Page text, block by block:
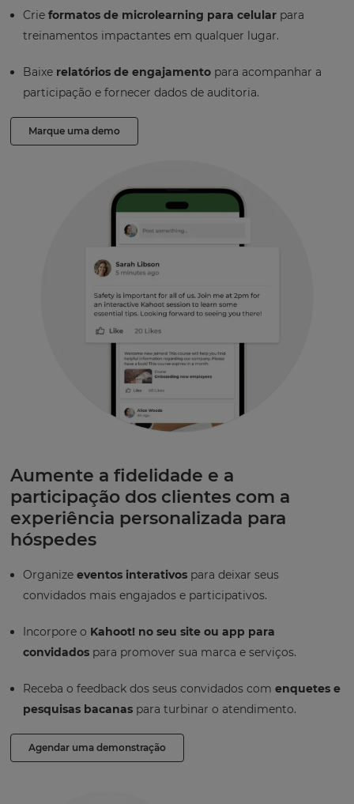
Crie formatos de microlearning para celular para
treinamentos impactantes em qualquer lugar.
Baixe relatórios de engajamento para acompanhar a
participação e fornecer dados de auditoria.
Marque uma demo
Aumente a fidelidade e a
participação dos clientes com a
experiência personalizada para
hóspedes
Organize eventos interativos para deixar seus
convidados mais engajados e participativos.
Incorpore o Kahoot! no seu site ou app para
convidados para promover sua marca e serviços.
Receba o feedback dos seus convidados com enquetes e
pesquisas bacanas para turbinar o atendimento.
Agendar uma demonstração